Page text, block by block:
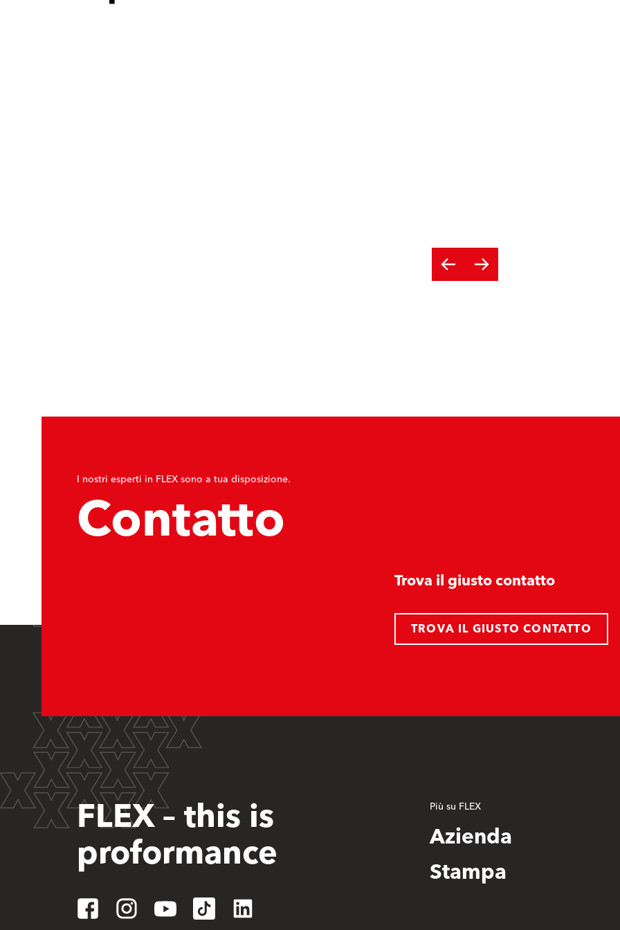
I nostri esperti in FLEX sono a tua disposizione.
Contatto
Trova il giusto contatto
TROVA IL GIUSTO CONTATTO
FLEX – this is
proformance
Più su FLEX
Azienda
Stampa